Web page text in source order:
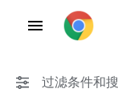
过滤条件和